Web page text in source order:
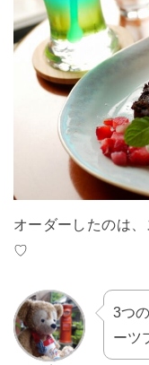
オーダーしたのは
♡
3つ
ーツ